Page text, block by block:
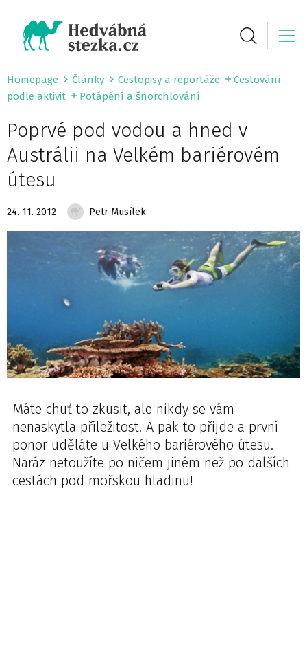
Homepage Články Cestopisy a reportáže
Cestování
podle aktivit
Potápění a šnorchlování
Poprvé pod vodou a hned v
Austrálii na Velkém bariérovém
útesu
24. 11. 2012 Petr Musílek
Máte chuť to zkusit, ale nikdy se vám
nenaskytla příležitost. A pak to přijde a první
ponor uděláte u Velkého bariérového útesu.
Naráz netoužíte po ničem jiném než po dalších
cestách pod mořskou hladinu!